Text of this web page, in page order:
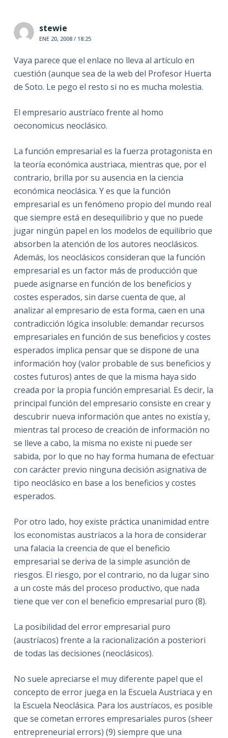
stewie
ENE 20, 2008 / 18:25
Vaya parece que el enlace no lleva al artículo en
cuestión (aunque sea de la web del Profesor Huerta
de Soto. Le pego el resto si no es mucha molestia.
El empresario austríaco frente al homo
oeconomicus neoclásico.
La función empresarial es la fuerza protagonista en
la teoría económica austriaca, mientras que, por el
contrario, brilla por su ausencia en la ciencia
económica neoclásica. Y es que la función
empresarial es un fenómeno propio del mundo real
que siempre está en desequilibrio y que no puede
jugar ningún papel en los modelos de equilibrio que
absorben la atención de los autores neoclásicos.
Además, los neoclásicos consideran que la función
empresarial es un factor más de producción que
puede asignarse en función de los beneficios y
costes esperados, sin darse cuenta de que, al
analizar al empresario de esta forma, caen en una
contradicción lógica insoluble: demandar recursos
empresariales en función de sus beneficios y costes
esperados implica pensar que se dispone de una
información hoy (valor probable de sus beneficios y
costes futuros) antes de que la misma haya sido
creada por la propia función empresarial. Es decir, la
principal función del empresario consiste en crear y
descubrir nueva información que antes no existía y,
mientras tal proceso de creación de información no
se lleve a cabo, la misma no existe ni puede ser
sabida, por lo que no hay forma humana de efectuar
con carácter previo ninguna decisión asignativa de
tipo neoclásico en base a los beneficios y costes
esperados.
Por otro lado, hoy existe práctica unanimidad entre
los economistas austríacos a la hora de considerar
una falacia la creencia de que el beneficio
empresarial se deriva de la simple asunción de
riesgos. El riesgo, por el contrario, no da lugar sino
a un coste más del proceso productivo, que nada
tiene que ver con el beneficio empresarial puro (8).
La posibilidad del error empresarial puro
(austríacos) frente a la racionalización a posteriori
de todas las decisiones (neoclásicos).
No suele apreciarse el muy diferente papel que el
concepto de error juega en la Escuela Austriaca y en
la Escuela Neoclásica. Para los austríacos, es posible
que se cometan errores empresariales puros (sheer
entrepreneurial errors) (9) siempre que una